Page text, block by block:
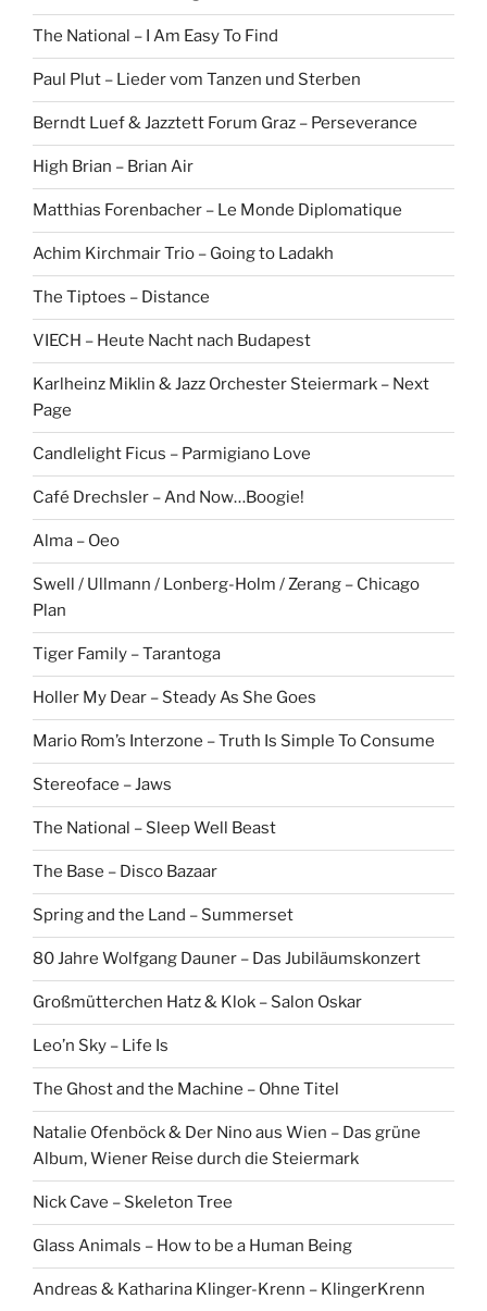
The National – I Am Easy To Find
Paul Plut – Lieder vom Tanzen und Sterben
Berndt Luef & Jazztett Forum Graz – Perseverance
High Brian – Brian Air
Matthias Forenbacher – Le Monde Diplomatique
Achim Kirchmair Trio – Going to Ladakh
The Tiptoes – Distance
VIECH – Heute Nacht nach Budapest
Karlheinz Miklin & Jazz Orchester Steiermark – Next
Page
Candlelight Ficus – Parmigiano Love
Café Drechsler – And Now…Boogie!
Alma – Oeo
Swell / Ullmann / Lonberg-Holm / Zerang – Chicago
Plan
Tiger Family – Tarantoga
Holler My Dear – Steady As She Goes
Mario Rom’s Interzone – Truth Is Simple To Consume
Stereoface – Jaws
The National – Sleep Well Beast
The Base – Disco Bazaar
Spring and the Land – Summerset
80 Jahre Wolfgang Dauner – Das Jubiläumskonzert
Großmütterchen Hatz & Klok – Salon Oskar
Leo’n Sky – Life Is
The Ghost and the Machine – Ohne Titel
Natalie Ofenböck & Der Nino aus Wien – Das grüne
Album, Wiener Reise durch die Steiermark
Nick Cave – Skeleton Tree
Glass Animals – How to be a Human Being
Andreas & Katharina Klinger-Krenn – KlingerKrenn